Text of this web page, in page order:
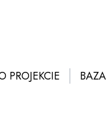
PROJEKCIE